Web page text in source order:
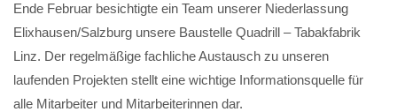
Ende Februar besichtigte ein Team unserer Niederlassung
Elixhausen/Salzburg unsere Baustelle Quadrill – Tabakfabrik
Linz. Der regelmäßige fachliche Austausch zu unseren
laufenden Projekten stellt eine wichtige Informationsquelle für
alle Mitarbeiter und Mitarbeiterinnen dar.